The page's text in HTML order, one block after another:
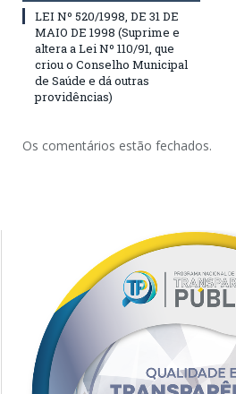
LEI Nº 520/1998, DE 31 DE
MAIO DE 1998 (Suprime e
altera a Lei Nº 110/91, que
criou o Conselho Municipal
de Saúde e dá outras
providências)
Os comentários estão fechados.